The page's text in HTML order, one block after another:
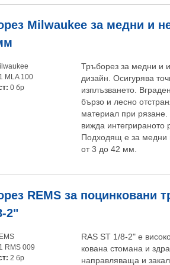
Milwaukee за медни и
MLA 100
0 бр
Тръборез за медни и
дизайн. Осигурява
изплъзването.
бързо и лесно
материал при рязане.
вижда интегрираното
Подходящ е за медни
от 3 до 42 мм.
REMS за поцинковани
2"
RMS 009
2 бр
RAS ST 1/8-2" e
кована стомана и
направляваща и